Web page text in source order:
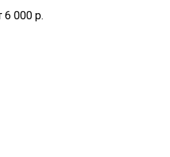
6 000 р.